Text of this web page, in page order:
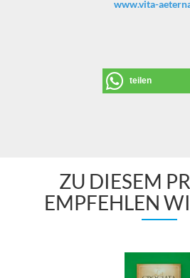
www.vita-
teilen
ZU DIESEM
EMPFEHLEN